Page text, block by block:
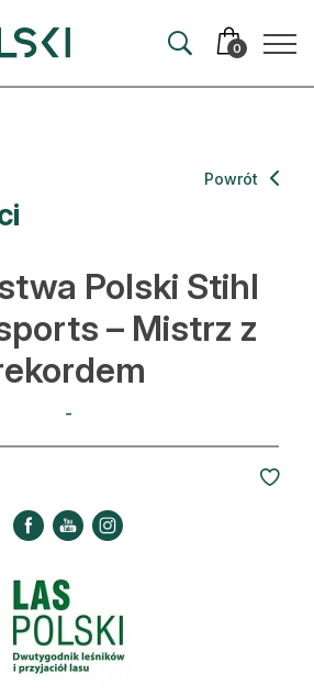
0
Powrót
Polski Stihl
– Mistrz z
-